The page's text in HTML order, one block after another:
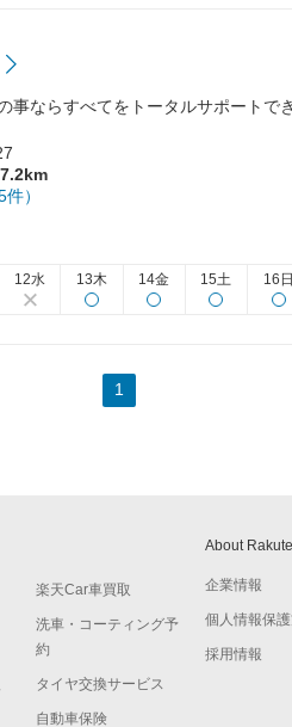
ならすべてをトータルサポートで
件）
12水 13木 14金 15土 16日
1
楽天Car車買取
洗車・コーティング予
約
タイヤ交換サービス
自動車保険
About
企業情報
個人情報保
採用情報